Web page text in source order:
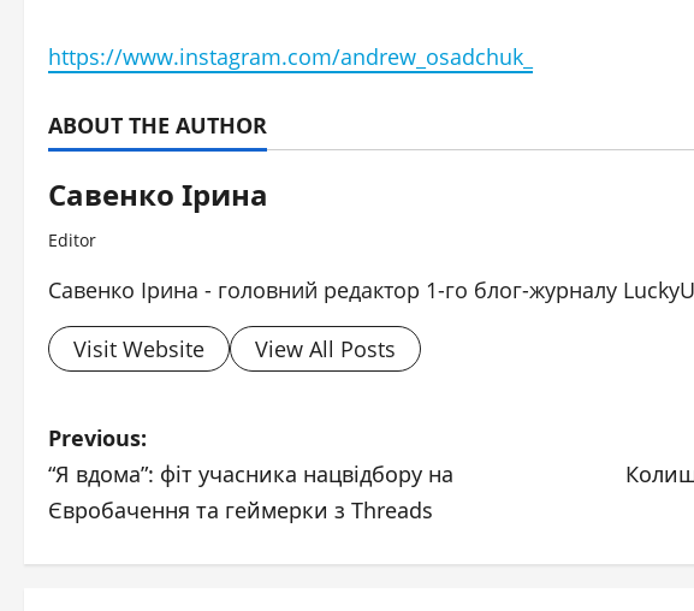
https://www.instagram.com/andrew_osadchuk_
ABOUT THE AUTHOR
Савенко Ірина
Editor
Савенко Ірина - головний редактор 1-го блог-журналу
Visit Website View All Posts
P
o
Previous:
“Я вдома”: фіт учасника нацвідбору на
Євробачення та геймерки з Threads